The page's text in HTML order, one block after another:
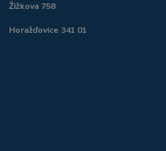
Žižkova 758
Horažďovice 341 01